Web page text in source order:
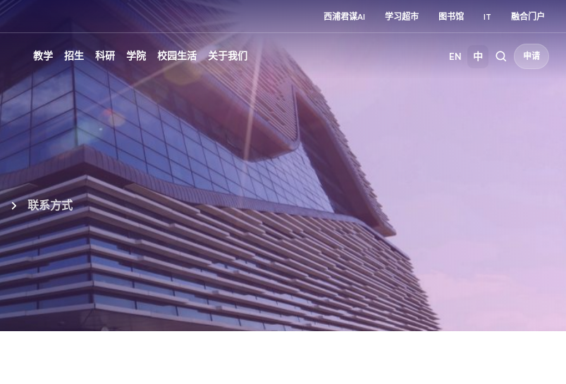
西浦君谋AI 学习超市 图书馆 IT 融合门户
教学 招生 科研 学院 校园生活 关于我们 EN 中 申请
联系方式